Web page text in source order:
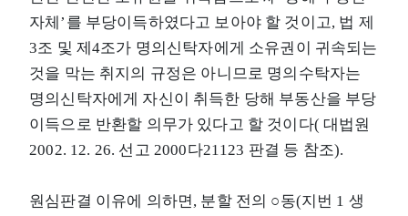
자체’를 부당이득하였다고 보아야 할 것이고, 법 제
3조 및 제4조가 명의신탁자에게 소유권이 귀속되는
것을 막는 취지의 규정은 아니므로 명의수탁자는
명의신탁자에게 자신이 취득한 당해 부동산을 부당
이득으로 반환할 의무가 있다고 할 것이다( 대법원
2002. 12. 26. 선고 2000다21123 판결 등 참조).
원심판결 이유에 의하면, 분할 전의 ○동(지번 1 생